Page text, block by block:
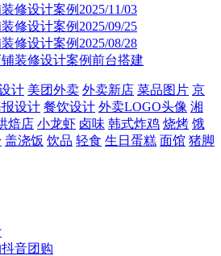
修设计案例2025/11/03
修设计案例2025/09/25
修设计案例2025/08/28
装修设计案例前台搭建
计 美团外卖 外卖新店 菜品图片 京
设计 餐饮设计 外卖LOGO头像 湘
焙店 小龙虾 卤味 韩式炸鸡 烧烤 饿
盖浇饭 饮品 轻食 生日蛋糕 面馆 猪脚
音团购